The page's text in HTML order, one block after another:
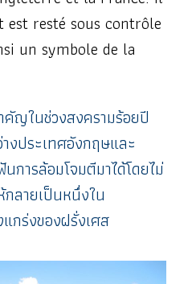
est resté sous contrôle
un symbole de la
ญในช่วงสงครามร้อยปี
งประเทศอังกฤษและ
การล้อมโจมตีมาได้โดยไม่
ลายเป็นหนึ่งใน
ร่งของฝรั่งเศส